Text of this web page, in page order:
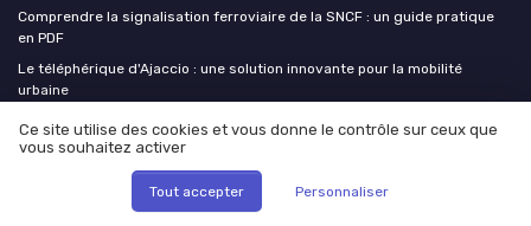
Comprendre la signalisation ferroviaire de la SNCF : un guide pratique
en PDF
Le téléphérique d'Ajaccio : une solution innovante pour la mobilité
urbaine
Les derniers articles
S’orienter à l’Europole de l’Arbois : carte d’orientation et enjeux de
Ce site utilise des cookies et vous donne le contrôle sur ceux que
vous souhaitez activer
Tout accepter Personnaliser